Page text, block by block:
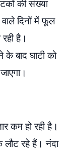
की संख्या
दिनों में फूल
है।
के बाद घाटी को
कम हो रही है।
लौट रहे हैं। नंदा